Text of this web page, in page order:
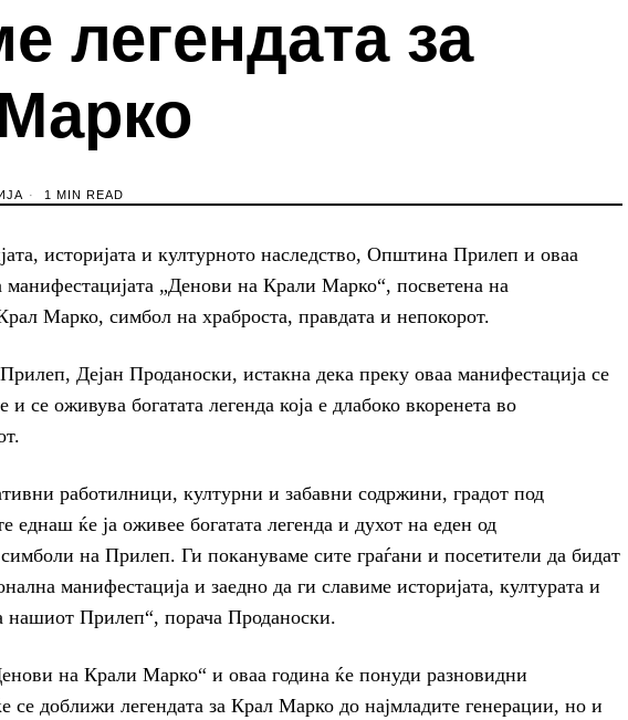
легендата за
1 MIN READ
историјата и културното наследство, Општина Прилеп и оваа
манифестацијата „Денови на Крали Марко“, посветена на
Марко, симбол на храброста, правдата и непокорот.
Дејан Проданоски, истакна дека преку оваа манифестација се
и се оживува богатата легенда која е длабоко вкоренета во
работилници, културни и забавни содржини, градот под
ќе ја оживее богатата легенда и духот на еден од
на Прилеп. Ги покануваме сите граѓани и посетители да бидат
манифестација и заедно да ги славиме историјата, културата и
нашиот Прилеп“, порача Проданоски.
на Крали Марко“ и оваа година ќе понуди разновидни
се доближи легендата за Крал Марко до најмладите генерации, но и